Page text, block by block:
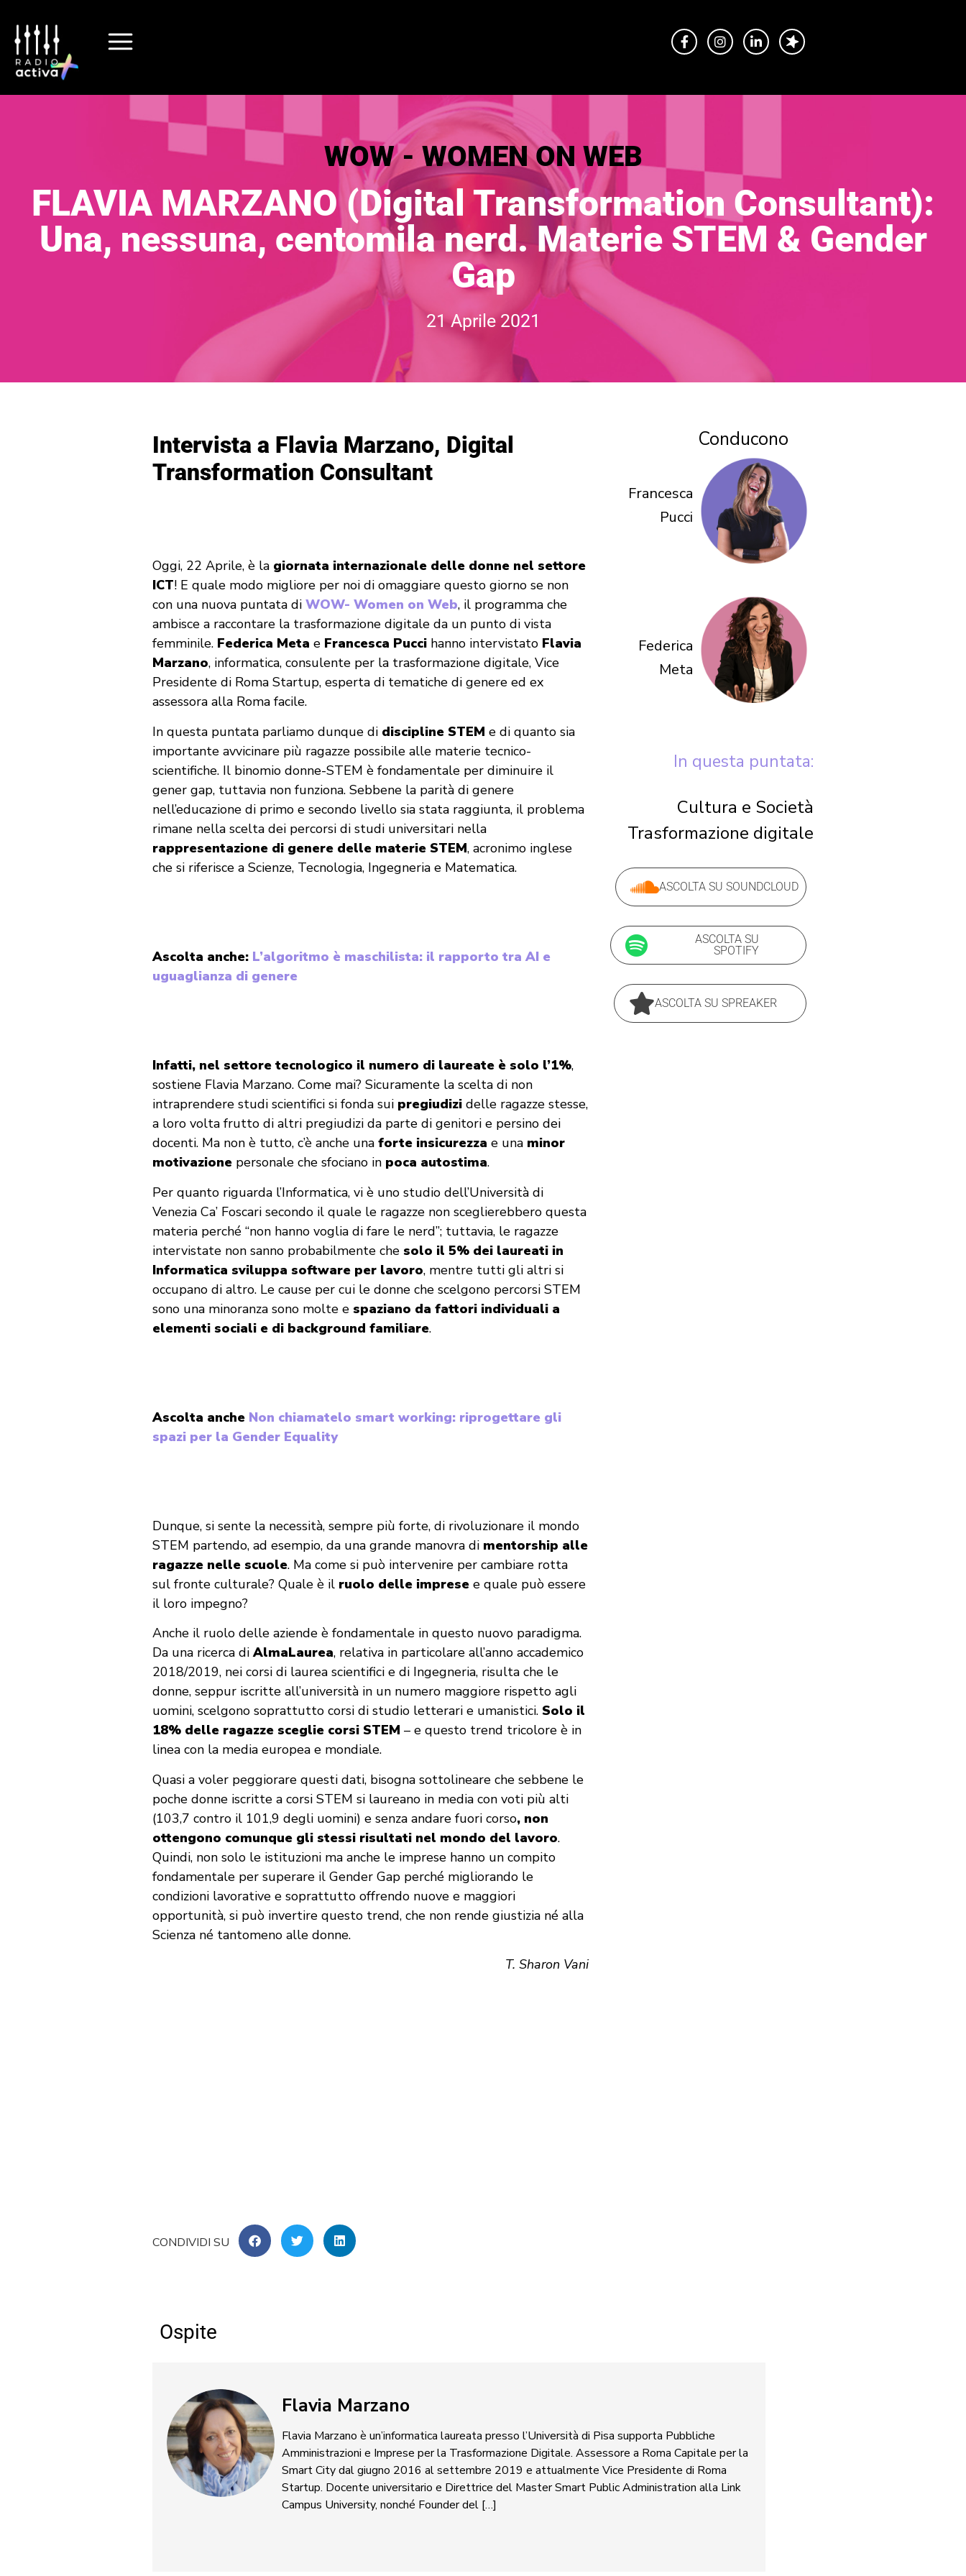
WOW - WOMEN ON WEB
FLAVIA MARZANO (Digital Transformation Consultant):
Una, nessuna, centomila nerd. Materie STEM & Gender
Gap
21 Aprile 2021
Intervista a Flavia Marzano, Digital
Transformation Consultant
Oggi, 22 Aprile, è lagiornata internazionale delle donne nel settore
ICT! E quale modo migliore per noi di omaggiare questo giorno se non
con una nuova puntata di WOW- Women on Web, il programma che
ambisce a raccontare la trasformazione digitale da un punto di vista
femminile. Federica Meta e Francesca Puccihanno intervistato Flavia
Marzano, informatica, consulente per la trasformazione digitale, Vice
Presidente di Roma Startup, esperta di tematiche di genere ed ex
assessora alla Roma facile.
In questa puntata parliamo dunque di discipline STEM e di quanto sia
importante avvicinare più ragazze possibile alle materie tecnico-
scientifiche. Il binomio donne-STEM è fondamentale per diminuire il
gener gap, tuttavia non funziona. Sebbene la parità di genere
nell’educazione di primo e secondo livello sia stata raggiunta, il problema
rimane nella scelta dei percorsi di studi universitari nella
rappresentazione di genere delle materie STEM, acronimo inglese
che si riferisce a Scienze, Tecnologia, Ingegneria e Matematica.
Ascolta anche: L’algoritmo è maschilista: il rapporto tra AI e
uguaglianza di genere
Infatti, nel settore tecnologico il numero di laureate è solo l’1%,
sostiene Flavia Marzano. Come mai? Sicuramente la scelta di non
intraprendere studi scientifici si fonda sui pregiudizidelle ragazze stesse,
a loro volta frutto di altri pregiudizi da parte di genitori e persino dei
docenti. Ma non è tutto, c’è anche una forte insicurezza e una minor
motivazionepersonale che sfociano in poca autostima.
Per quanto riguarda l’Informatica, vi è uno studio dell’Università di
Venezia Ca’ Foscari secondo il quale le ragazze non sceglierebbero questa
materia perché “non hanno voglia di fare le nerd”; tuttavia, le ragazze
intervistate non sanno probabilmente che solo il 5% dei laureati in
Informatica sviluppa software per lavoro, mentre tutti gli altri si
occupano di altro. Le cause per cui le donne che scelgono percorsi STEM
sono una minoranza sono molte e spaziano da fattori individuali a
elementi sociali e di background familiare.
Ascolta anche Non chiamatelo smart working: riprogettare gli
spazi per la Gender Equality
Dunque, si sente la necessità, sempre più forte, di rivoluzionare il mondo
STEM partendo, ad esempio, da una grande manovra di mentorship alle
ragazze nelle scuole. Ma come si può intervenire per cambiare rotta
sul fronte culturale? Quale è il ruolo delle impresee quale può essere
il loro impegno?
Anche il ruolo delle aziende è fondamentale in questo nuovo paradigma.
Da una ricerca diAlmaLaurea, relativa in particolare all’anno accademico
2018/2019, nei corsi di laurea scientifici e di Ingegneria, risulta che le
donne, seppur iscritte all’università in un numero maggiore rispetto agli
uomini, scelgono soprattutto corsi di studio letterari e umanistici. Solo il
18% delle ragazze sceglie corsi STEM – e questo trend tricolore è in
linea con la media europea e mondiale.
Quasi a voler peggiorare questi dati, bisogna sottolineare che sebbene le
poche donne iscritte a corsi STEM si laureano in media con voti più alti
(103,7 contro il 101,9 degli uomini) e senza andare fuori corso, non
ottengono comunque gli stessi risultati nel mondo del lavoro.
Quindi, non solo le istituzioni ma anche le imprese hanno un compito
fondamentale per superare il Gender Gap perché migliorando le
condizioni lavorative e soprattutto offrendo nuove e maggiori
opportunità, si può invertire questo trend, che non rende giustizia né alla
Scienza né tantomeno alle donne.
T. Sharon Vani
Conducono
Francesca
Pucci
Federica
Meta
In questa puntata:
Cultura e Società
Trasformazione digitale
ASCOLTA SU SOUNDCLOUD
ASCOLTA SU
SPOTIFY
ASCOLTA SU SPREAKER
Ospite
Flavia Marzano
Flavia Marzano è un’informatica laureata presso l’Università di Pisa supporta Pubbliche
Amministrazioni e Imprese per la Trasformazione Digitale. Assessore a Roma Capitale per la
Smart City dal giugno 2016 al settembre 2019 e attualmente Vice Presidente di Roma
Startup. Docente universitario e Direttrice del Master Smart Public Administration alla Link
Campus University, nonché Founder del […]